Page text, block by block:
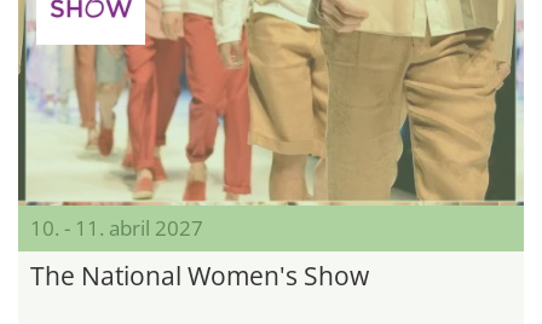
10. - 11. abril 2027
The National Women's Show